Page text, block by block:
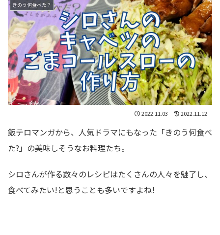
きのう何食べた？
2022.11.03 2022.11.12
飯テロマンガから、人気ドラマにもなった「きのう何食べ
た?」の美味しそうなお料理たち。
シロさんが作る数々のレシピはたくさんの人々を魅了し、
食べてみたい!と思うことも多いですよね!